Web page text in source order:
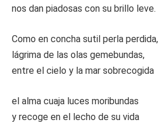
nos dan piadosas con su brillo leve.
Como en concha sutil perla perdida,
lágrima de las olas gemebundas,
entre el cielo y la mar sobrecogida
el alma cuaja luces moribundas
y recoge en el lecho de su vida